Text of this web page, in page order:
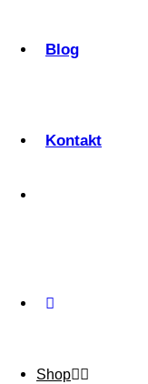
Blog
Kontakt
Shop